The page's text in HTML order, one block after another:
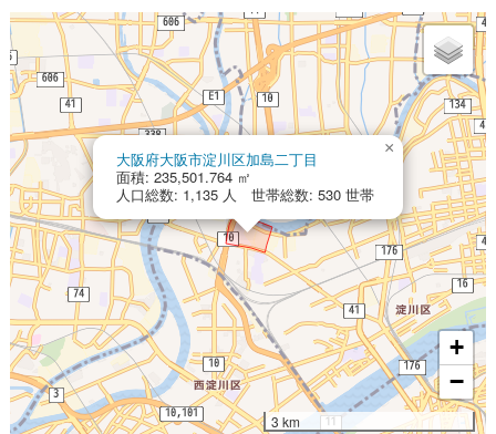
大阪府大阪市淀川区加島二丁目
面積: 235,501.764 ㎡
人口総数: 1,135 人 世帯総数: 530 世帯
×
+
−
3 km